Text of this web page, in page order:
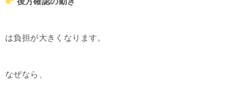
は負担が大きくなります。
なぜなら、